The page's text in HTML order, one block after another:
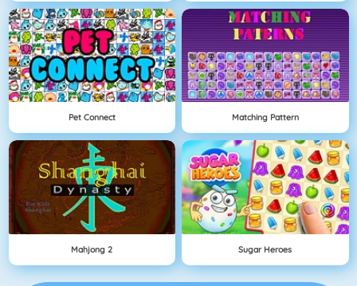
Pet Connect Matching Pattern
Mahjong 2 Sugar Heroes